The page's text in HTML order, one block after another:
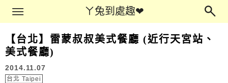
ㄚ兔到處趣❤
Main Menu
【台北】雷蒙叔叔美式餐廳 (近行天宮站、
美式餐廳)
2014.11.07
台北 Taipei